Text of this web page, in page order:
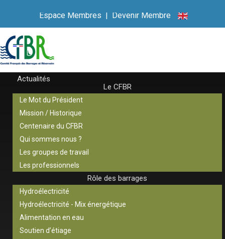
Espace Membres | Devenir Membre
Actualités
Le CFBR
Le Mot du Président
Mission / Historique
Centenaire du CFBR
Qui sommes nous ?
Les groupes de travail
Les professionnels
Rôle des barrages
Hydroélectricité
Hydroélectricité - Mix énergétique
Alimentation en eau
Soutien d’étiage